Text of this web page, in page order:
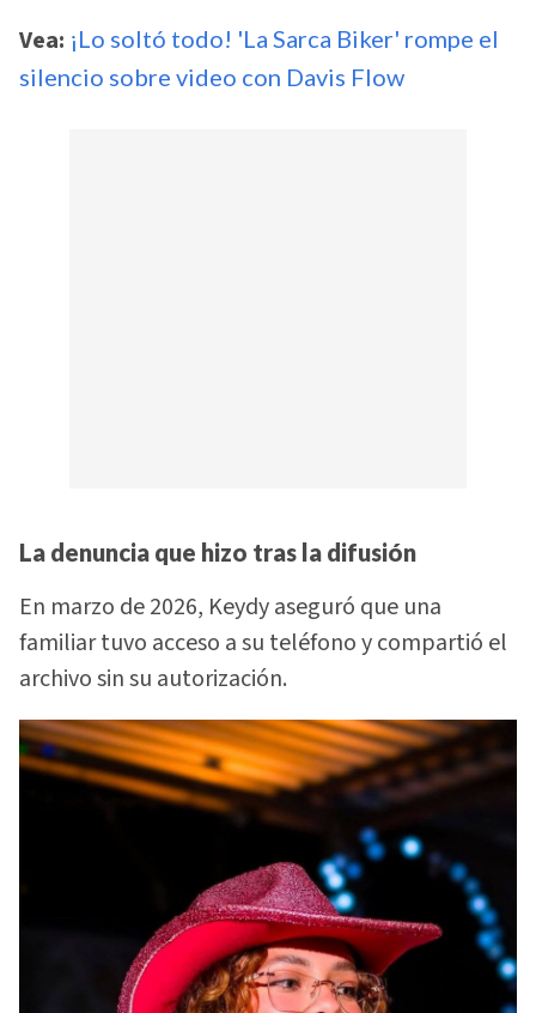
Vea: ¡Lo soltó todo! 'La Sarca Biker' rompe el
silencio sobre video con Davis Flow
La denuncia que hizo tras la difusión
En marzo de 2026, Keydy aseguró que una
familiar tuvo acceso a su teléfono y compartió el
archivo sin su autorización.